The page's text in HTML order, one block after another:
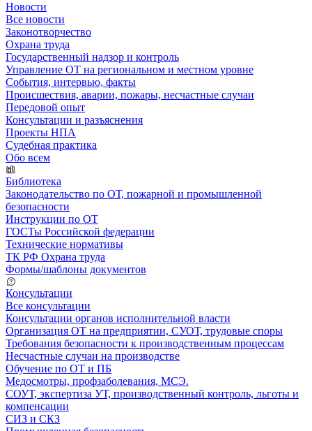
Новости
Все новости
Законотворчество
Охрана труда
Государственный надзор и контроль
Управление ОТ на региональном и местном уровне
События, интервью, факты
Происшествия, аварии, пожары, несчастные случаи
Передовой опыт
Консультации и разъяснения
Проекты НПА
Судебная практика
Обо всем
Библиотека
Законодательство по ОТ, пожарной и промышленной
безопасности
Инструкции по ОТ
ГОСТы Российской федерации
Технические нормативы
ТК РФ Охрана труда
Формы/шаблоны документов
Консультации
Все консультации
Консультации органов исполнительной власти
Организация ОТ на предприятии, СУОТ, трудовые споры
Требования безопасности к производственным процессам
Несчастные случаи на производстве
Обучение по ОТ и ПБ
Медосмотры, профзаболевания, МСЭ.
СОУТ, экспертиза УТ, производственный контроль, льготы и
компенсации
СИЗ и СКЗ